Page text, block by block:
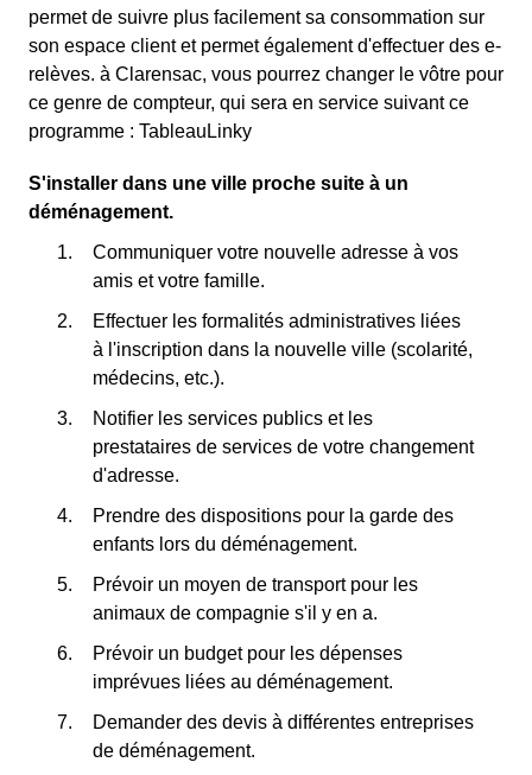
permet de suivre plus facilement sa consommation sur
son espace client et permet également d'effectuer des e-
relèves. à Clarensac, vous pourrez changer le vôtre pour
ce genre de compteur, qui sera en service suivant ce
programme : TableauLinky
S'installer dans une ville proche suite à un
déménagement.
Communiquer votre nouvelle adresse à vos
amis et votre famille.
Effectuer les formalités administratives liées
à l'inscription dans la nouvelle ville (scolarité,
médecins, etc.).
Notifier les services publics et les
prestataires de services de votre changement
d'adresse.
Prendre des dispositions pour la garde des
enfants lors du déménagement.
Prévoir un moyen de transport pour les
animaux de compagnie s'il y en a.
Prévoir un budget pour les dépenses
imprévues liées au déménagement.
Demander des devis à différentes entreprises
de déménagement.